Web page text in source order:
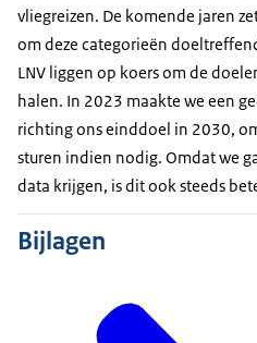
vliegreizen. De komende jaren
om deze categorieën
LNV liggen op koers om de
halen. In 2023 maakte we een
richting ons einddoel in 2030,
sturen indien nodig. Omdat we
data krijgen, is dit ook steeds
Bijlagen